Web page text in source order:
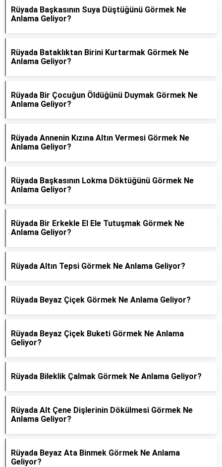
Rüyada Başkasının Suya Düştüğünü Görmek Ne
Anlama Geliyor?
Rüyada Bataklıktan Birini Kurtarmak Görmek Ne
Anlama Geliyor?
Rüyada Bir Çocuğun Öldüğünü Duymak Görmek Ne
Anlama Geliyor?
Rüyada Annenin Kızına Altın Vermesi Görmek Ne
Anlama Geliyor?
Rüyada Başkasının Lokma Döktüğünü Görmek Ne
Anlama Geliyor?
Rüyada Bir Erkekle El Ele Tutuşmak Görmek Ne
Anlama Geliyor?
Rüyada Altın Tepsi Görmek Ne Anlama Geliyor?
Rüyada Beyaz Çiçek Görmek Ne Anlama Geliyor?
Rüyada Beyaz Çiçek Buketi Görmek Ne Anlama
Geliyor?
Rüyada Bileklik Çalmak Görmek Ne Anlama Geliyor?
Rüyada Alt Çene Dişlerinin Dökülmesi Görmek Ne
Anlama Geliyor?
Rüyada Beyaz Ata Binmek Görmek Ne Anlama
Geliyor?